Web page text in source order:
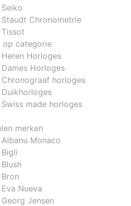
Seiko
Staudt Chronometrie
Tissot
op categorie
Heren Horloges
Dames Horloges
Chronograaf horloges
Duikhorloges
Swiss made horloges
merken
Albanu Monaco
Bigli
Blush
Bron
Eva Nueva
Georg Jensen